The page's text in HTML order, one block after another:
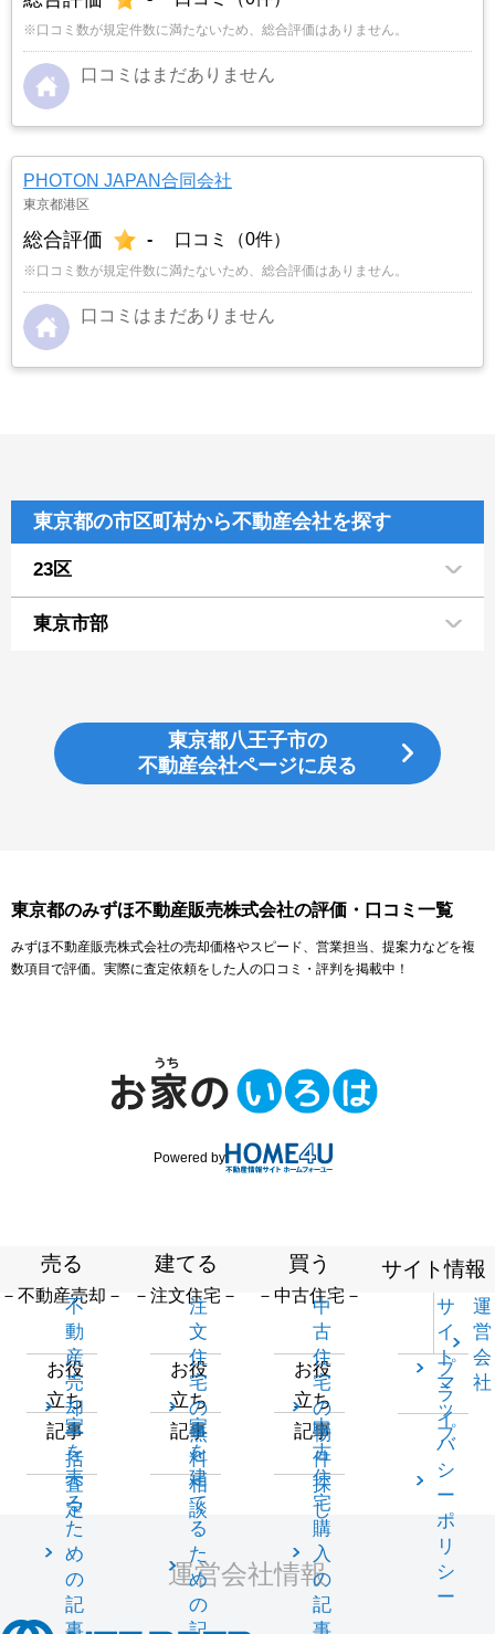
※口コミ数が規定件数に満たないため、総合評価はありません。
口コミはまだありません
PHOTON JAPAN合同会社
東京都港区
総合評価 - 口コミ（0件）
※口コミ数が規定件数に満たないため、総合評価はありません。
口コミはまだありません
東京都の市区町村から不動産会社を探す
23区
東京市部
東京都八王子市の
不動産会社ページに戻る
東京都のみずほ不動産販売株式会社の評価・口コミ一覧
みずほ不動産販売株式会社の売却価格やスピード、営業担当、提案力などを複
数項目で評価。実際に査定依頼をした人の口コミ・評判を掲載中！
Powered by
売る
－不動産売却－
不
動
産
売
却
一
括
査
定
お役
立ち
記事
家
を
売
る
た
め
の
記
建てる
－注文住宅－
注
文
住
宅
の
無
料
相
談
お役
立ち
記事
家
を
建
て
る
た
め
の
買う
－中古住宅－
中
古
住
宅
の
物
件
探
し
お役
立ち
記事
中
古
住
宅
購
入
の
記
サイト情報
サ
イ
ト
マ
ッ
プ
運
営
会
社
プ
ラ
イ
バ
シ
ー
ポ
リ
シ
ー
運営会社情報